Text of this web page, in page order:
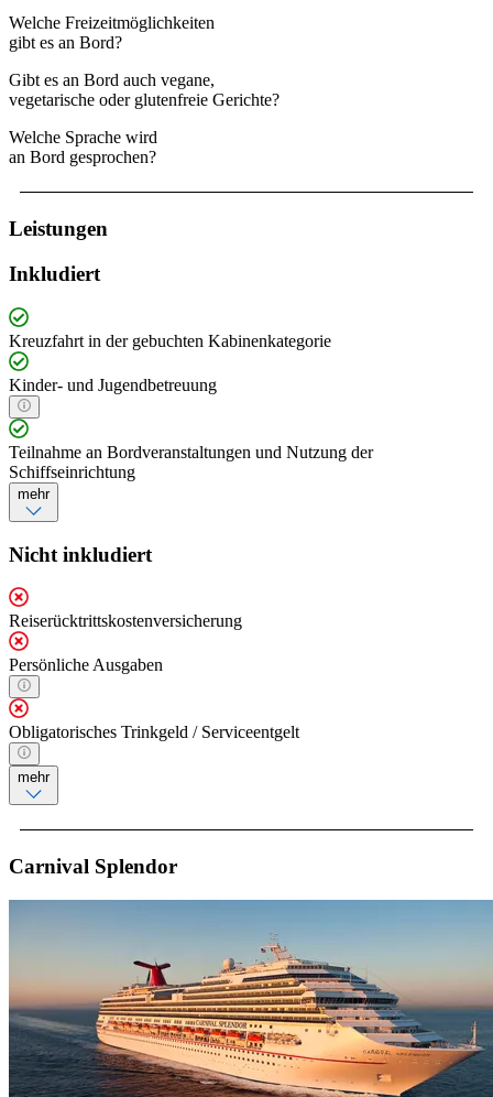
Welche Freizeitmöglichkeiten
gibt es an Bord?
Gibt es an Bord auch vegane,
vegetarische oder glutenfreie Gerichte?
Welche Sprache wird
an Bord gesprochen?
Leistungen
Inkludiert
Kreuzfahrt in der gebuchten Kabinenkategorie
Kinder- und Jugendbetreuung
Teilnahme an Bordveranstaltungen und Nutzung der
Schiffseinrichtung
mehr
Nicht inkludiert
Reiserücktrittskostenversicherung
Persönliche Ausgaben
Obligatorisches Trinkgeld / Serviceentgelt
mehr
Carnival Splendor